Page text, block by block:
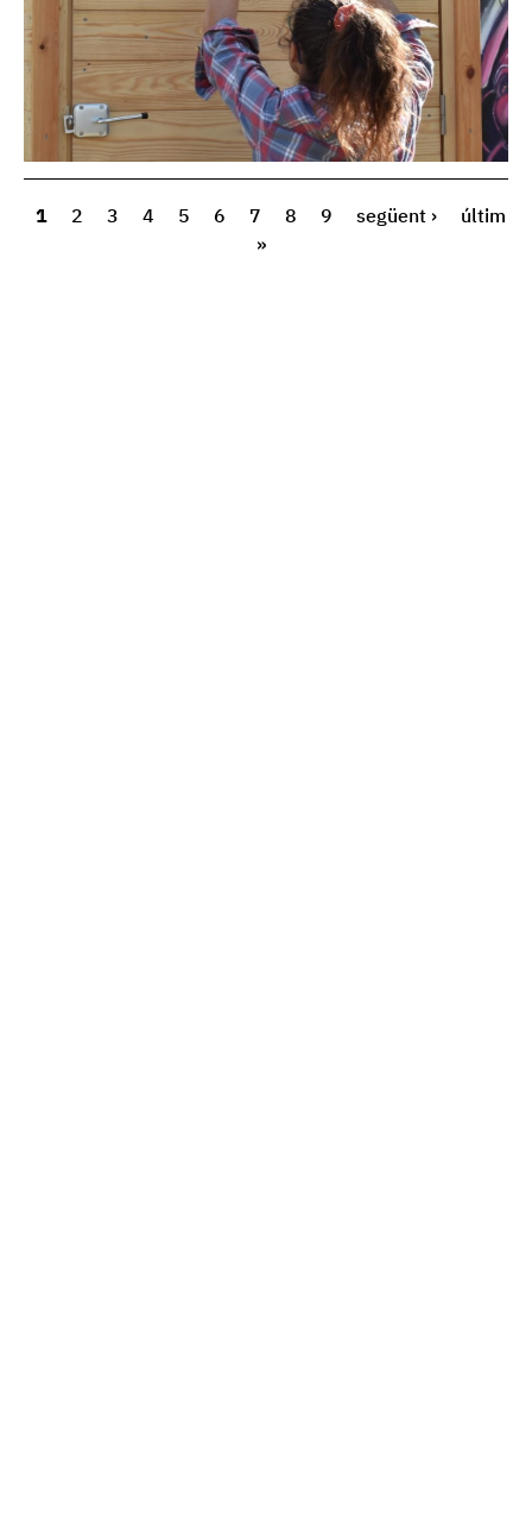
1 2 3 4 5 6 7 8 9 següent ›
últim
»